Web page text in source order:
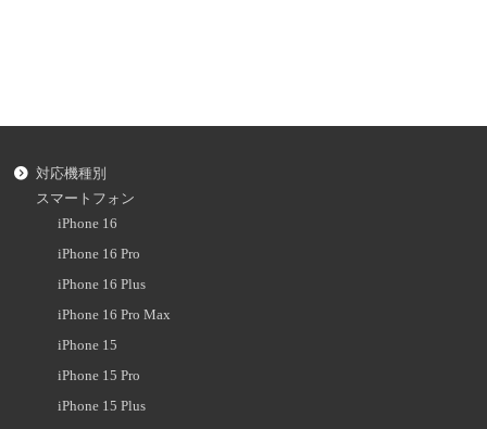
対応機種別
スマートフォン
iPhone 16
iPhone 16 Pro
iPhone 16 Plus
iPhone 16 Pro Max
iPhone 15
iPhone 15 Pro
iPhone 15 Plus